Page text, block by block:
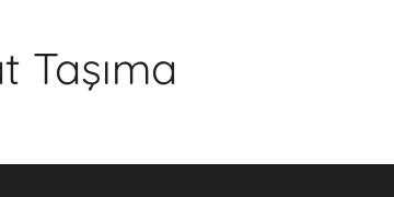
Taşıma